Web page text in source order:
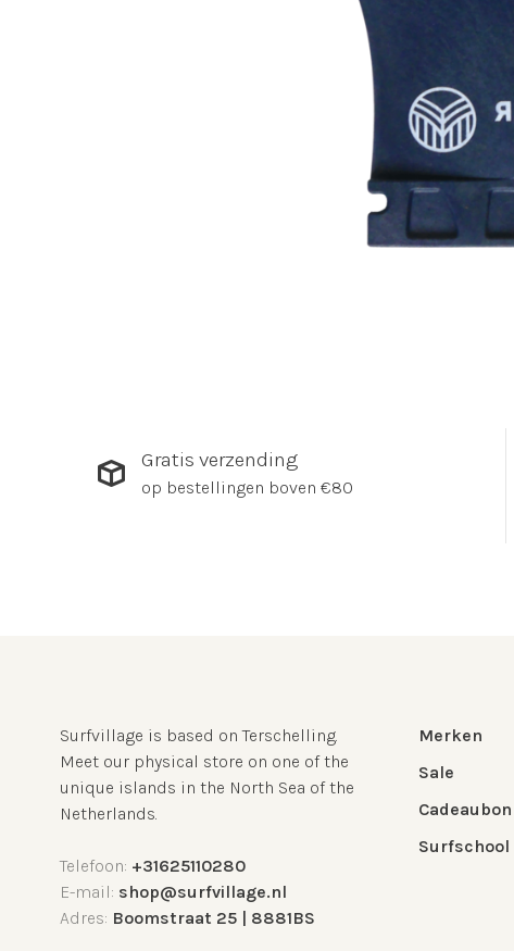
Gratis verzending
op bestellingen boven €80
Surfvillage is based on Terschelling.
Meet our physical store on one of the
unique islands in the North Sea of the
Netherlands.
Telefoon: +31625110280
E-mail: shop@surfvillage.nl
Adres: Boomstraat 25 | 8881BS
Merken
Sale
Cadeaubon
Surfschool